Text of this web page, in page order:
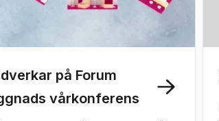
på Forum
vårkonferens